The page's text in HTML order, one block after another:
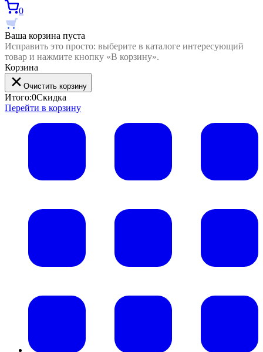
0
Ваша корзина пуста
Исправить это просто: выберите в каталоге интересующий
товар и нажмите кнопку «В корзину».
Корзина
Очистить корзину
Итого:0Скидка
Перейти в корзину